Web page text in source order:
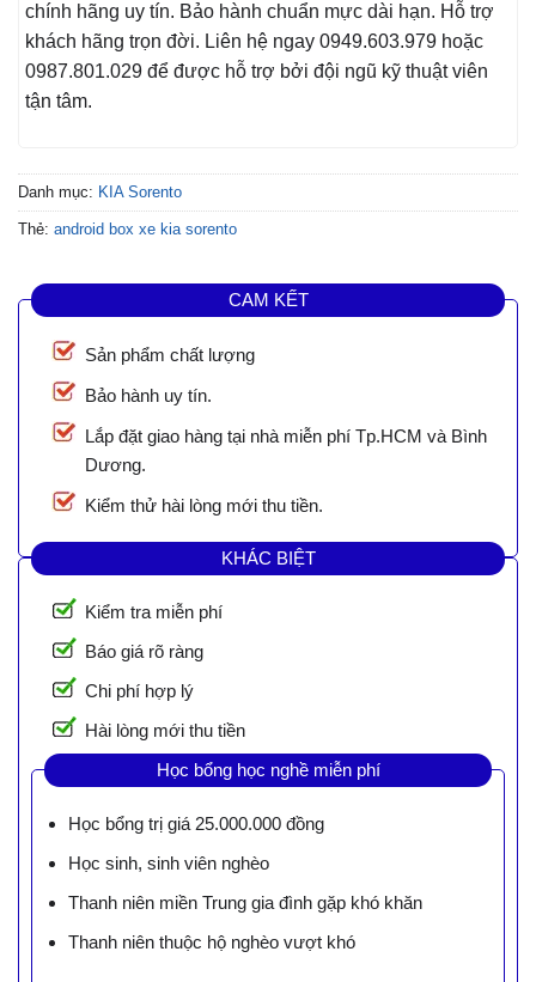
chính hãng uy tín. Bảo hành chuẩn mực dài hạn. Hỗ trợ
khách hãng trọn đời. Liên hệ ngay 0949.603.979 hoặc
0987.801.029 để được hỗ trợ bởi đội ngũ kỹ thuật viên
tận tâm.
Danh mục: KIA Sorento
Thẻ: android box xe kia sorento
CAM KẾT
Sản phẩm chất lượng
Bảo hành uy tín.
Lắp đặt giao hàng tại nhà miễn phí Tp.HCM và Bình
Dương.
Kiểm thử hài lòng mới thu tiền.
KHÁC BIỆT
Kiểm tra miễn phí
Báo giá rõ ràng
Chi phí hợp lý
Hài lòng mới thu tiền
Học bổng học nghề miễn phí
Học bổng trị giá 25.000.000 đồng
Học sinh, sinh viên nghèo
Thanh niên miền Trung gia đình gặp khó khăn
Thanh niên thuộc hộ nghèo vượt khó